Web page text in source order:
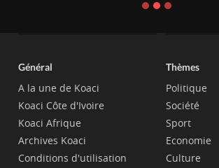
Général
A la une de Koaci
Koaci Côte d'Ivoire
Koaci Afrique
Archives Koaci
Conditions d'utilisation
Thèmes
Politique
Société
Sport
Economie
Culture